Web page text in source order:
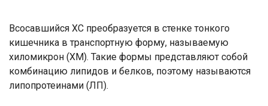
Всосавшийся ХС преобразуется в стенке тонкого
кишечника в транспортную форму, называемую
хиломикрон (ХМ). Такие формы представляют собой
комбинацию липидов и белков, поэтому называются
липопротеинами (ЛП).